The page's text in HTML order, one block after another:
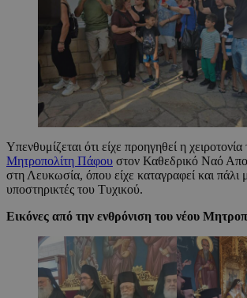
Υπενθυμίζεται ότι είχε προηγηθεί η
Μητροπολίτη Πάφου στον Καθεδρικό Ναό
στη Λευκωσία, όπου είχε καταγραφεί και πάλι
υποστηρικτές του Τυχικού.
Εικόνες από την ενθρόνιση του νέου